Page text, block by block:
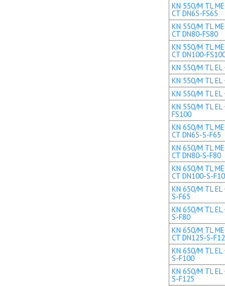
KN 550/M TL
CT DN65-FS65
KN 550/M TL
CT DN80-FS80
KN 550/M TL
CT DN100-
KN 550/M TL EL
KN 550/M TL EL
KN 550/M TL EL
KN 550/M TL EL
FS100
KN 650/M TL
CT DN65-S-F65
KN 650/M TL
CT DN80-S-F80
KN 650/M TL
CT DN100-S-
KN 650/M TL EL
S-F65
KN 650/M TL EL
S-F80
KN 650/M TL
CT DN125-S-
KN 650/M TL EL
S-F100
KN 650/M TL EL
S-F125